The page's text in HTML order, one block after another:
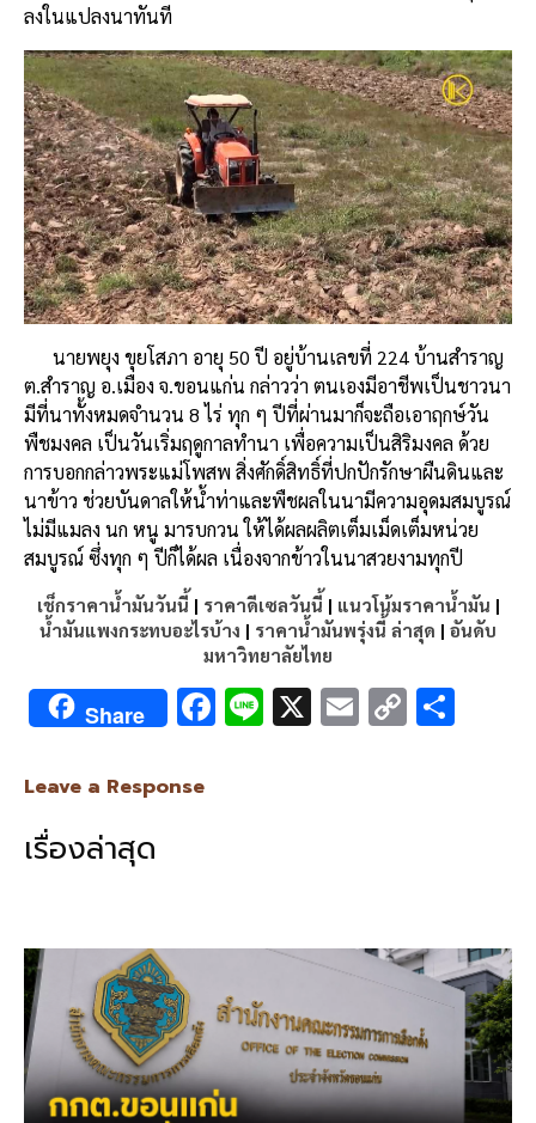
ลงในแปลงนาทันที
นายพยุง ขุยโสภา อายุ 50 ปี อยู่บ้านเลขที่ 224 บ้านสำราญ
ต.สำราญ อ.เมือง จ.ขอนแก่น กล่าวว่า ตนเองมีอาชีพเป็นชาวนา
มีที่นาทั้งหมดจำนวน 8 ไร่ ทุก ๆ ปีที่ผ่านมาก็จะถือเอาฤกษ์วัน
พืชมงคล เป็นวันเริ่มฤดูกาลทำนา เพื่อความเป็นสิริมงคล ด้วย
การบอกกล่าวพระแม่โพสพ สิ่งศักดิ์สิทธิ์ที่ปกปักรักษาผืนดินและ
นาข้าว ช่วยบันดาลให้น้ำท่าและพืชผลในนามีความอุดมสมบูรณ์
ไม่มีแมลง นก หนู มารบกวน ให้ได้ผลผลิตเต็มเม็ดเต็มหน่วย
สมบูรณ์ ซึ่งทุก ๆ ปีก็ได้ผล เนื่องจากข้าวในนาสวยงามทุกปี
เช็กราคาน้ำมันวันนี้ | ราคาดีเซลวันนี้ | แนวโน้มราคาน้ำมัน |
น้ำมันแพงกระทบอะไรบ้าง | ราคาน้ำมันพรุ่งนี้ ล่าสุด | อันดับ
มหาวิทยาลัยไทย
Share F
k
Li X E C
Leave a Response
เรื่องล่าสุด